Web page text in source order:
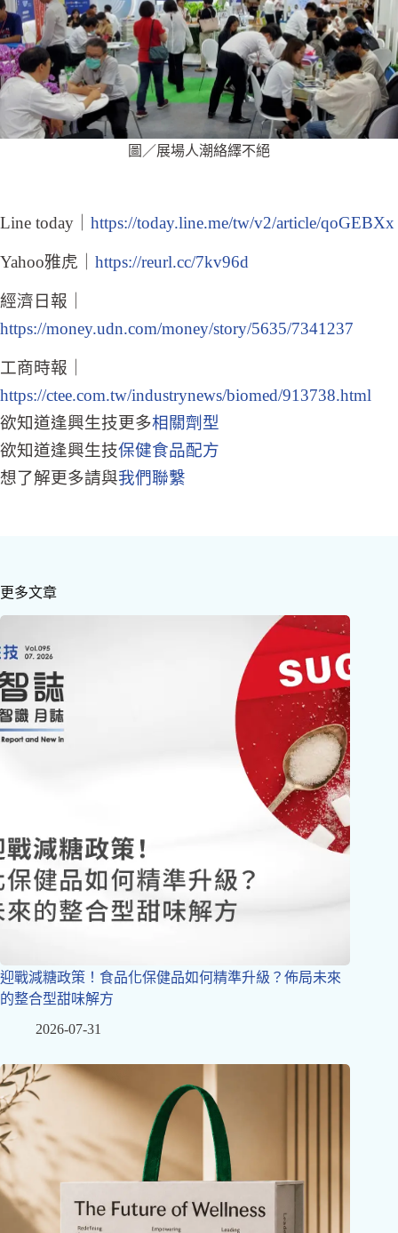
圖／展場人潮絡繹不絕
Line today｜ https://today.line.me/tw/v2/article/qoGEBXx
Yahoo雅虎｜ https://reurl.cc/7kv96d
經濟日報｜
https://money.udn.com/money/story/5635/7341237
工商時報｜
https://ctee.com.tw/industrynews/biomed/913738.html
欲知道逢興生技更多相關劑型
欲知道逢興生技保健食品配方
想了解更多請與我們聯繫
更多文章
迎戰減糖政策！食品化保健品如何精準升級？佈局未來
的整合型甜味解方
2026-07-31